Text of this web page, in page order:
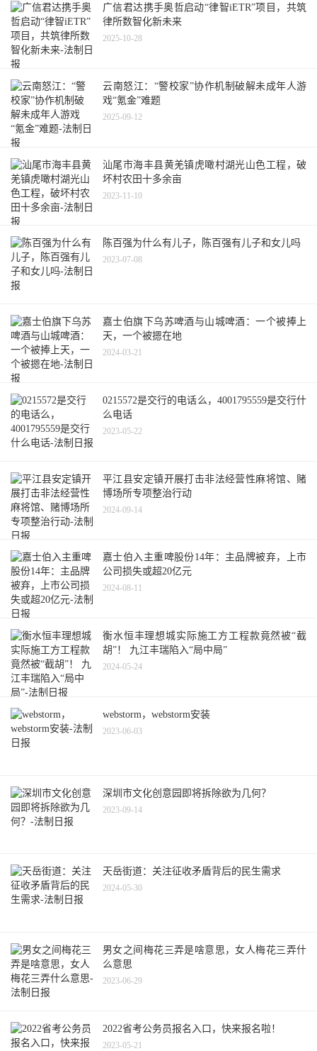
广信君达携手奥哲启动“律智iETR”项目，共筑
律所数智化新未来
2025-10-28
云南怒江：“警校家”协作机制破解未成年人游
戏“氪金”难题
2025-09-12
汕尾市海丰县黄羌镇虎噉村湖光山色工程，破
坏村农田十多余亩
2023-11-10
陈百强为什么有儿子，陈百强有儿子和女儿吗
2023-07-08
嘉士伯旗下乌苏啤酒与山城啤酒：一个被捧上
天，一个被摁在地
2024-03-21
0215572是交行的电话么，4001795559是交行什
么电话
2023-05-22
平江县安定镇开展打击非法经营性麻将馆、赌
博场所专项整治行动
2024-09-14
嘉士伯入主重啤股份14年：主品牌被弃，上市
公司损失或超20亿元
2024-08-11
衡水恒丰理想城实际施工方工程款竟然被“截
胡”！ 九江丰瑞陷入“局中局”
2024-05-24
webstorm，webstorm安装
2023-06-03
深圳市文化创意园即将拆除欲为几何？
2023-09-14
天岳街道：关注征收矛盾背后的民生需求
2024-05-30
男女之间梅花三弄是啥意思，女人梅花三弄什
么意思
2023-06-29
2022省考公务员报名入口，快来报名啦！
2023-05-21